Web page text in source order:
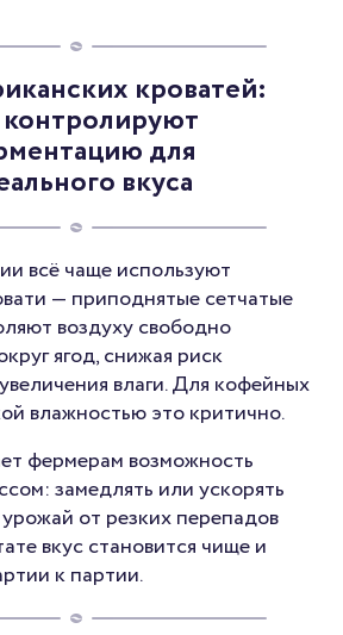
кроватей:
контролируют
для
вкуса
всё чаще используют
— приподнятые сетчатые
воздуху свободно
ягод, снижая риск
влаги. Для кофейных
влажностью это критично.
фермерам возможность
замедлять или ускорять
от резких перепадов
вкус становится чище и
к партии.